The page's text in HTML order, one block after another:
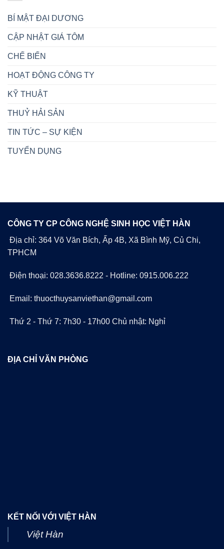
BÍ MẬT ĐẠI DƯƠNG
CẬP NHẬT GIÁ TÔM
CHẾ BIẾN
HOẠT ĐỘNG CÔNG TY
KỸ THUẬT
THUỶ HẢI SẢN
TIN TỨC – SỰ KIỆN
TUYỂN DỤNG
CÔNG TY CP CÔNG NGHỆ SINH HỌC VIỆT HÀN
Địa chỉ: 364 Võ Văn Bích, Ấp 4B, Xã Bình Mỹ, Củ Chi,
TPHCM
Điện thoại: 028.3636.8222 - Hotline: 0915.006.222
Email: thuocthuysanviethan@gmail.com
Thứ 2 - Thứ 7: 7h30 - 17h00 Chủ nhật: Nghỉ
ĐỊA CHỈ VĂN PHÒNG
KẾT NỐI VỚI VIỆT HÀN
Việt Hàn